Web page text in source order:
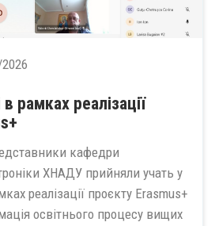
рамках реалізації
кафедри
ХНАДУ прийняли учать у
реалізації проєкту Erasmus+
освітнього процесу вищих